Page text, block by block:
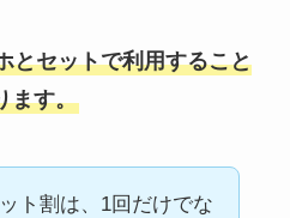
とセットで利用すること
ます。
ト割は、1回だけでな